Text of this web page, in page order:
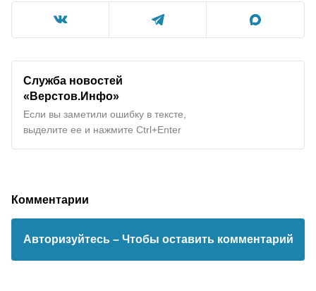
Служба новостей
«Верстов.Инфо»
Если вы заметили ошибку в тексте,
выделите ее и нажмите Ctrl+Enter
Комментарии
Авторизуйтесь – Чтобы оставить комментарий